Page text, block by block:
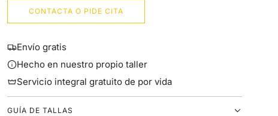
CONTACTA O PIDE CITA
Envío gratis
Hecho en nuestro propio taller
Servicio integral gratuito de por vida
GUÍA DE TALLAS